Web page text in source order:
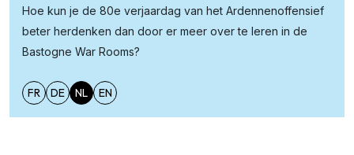
Hoe kun je de 80e verjaardag van het Ardennenoffensief
beter herdenken dan door er meer over te leren in de
Bastogne War Rooms?
FR DE NL EN